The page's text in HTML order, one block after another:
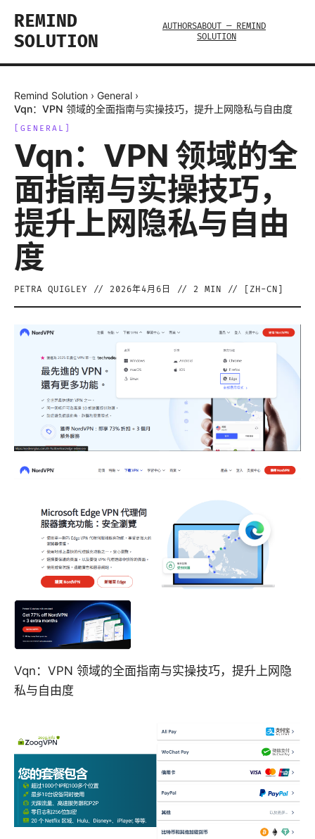
REMIND
SOLUTION
AUTHORSABOUT — REMIND
SOLUTION
Remind Solution › General ›
Vqn：VPN 领域的全面指南与实操技巧，提升上网隐私与自由度
GENERAL
Vqn：VPN 领域的全
面指南与实操技巧，
提升上网隐私与自由
度
PETRA QUIGLEY // 2026年4月6日 // 2 MIN // [ ZH-CN
Vqn：VPN 领域的全面指南与实操技巧，提升上网隐
私与自由度